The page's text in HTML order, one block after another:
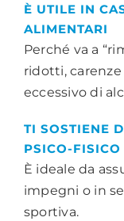
È UTILE IN
ALIMENTARI
Perché va a
ridotti,
eccessivo di
TI SOSTIENE
PSICO-FISICO
È ideale da
impegni o in
sportiva.